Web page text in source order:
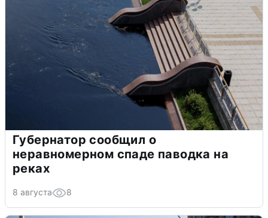
Губернатор сообщил о
неравномерном спаде паводка на
реках
8 августа 8